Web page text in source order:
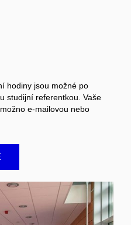
hodiny jsou možné po
studijní referentkou. Vaše
e-mailovou nebo